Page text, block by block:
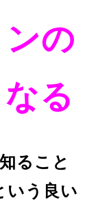
の
る
ること
いう良い